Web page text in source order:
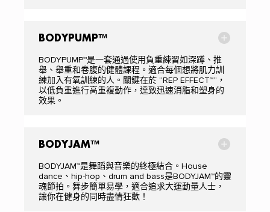
BODYPUMP™
BODYPUMP™是一套通過使用負重練習如深蹲、推
舉、舉重和卷腹的健體課程。適合每個想將肌力訓
練加入有氧訓練的人。關鍵在於 “REP EFFECT™”，
以低負重進行高重複動作，達致迅速消脂和塑身的
效果。
BODYJAM™
BODYJAM™是舞蹈與音樂的終極結合。House
dance、hip-hop、drum and bass是BODYJAM™的靈
魂節拍。舞步簡單易學，適合追求大運動量人士，
讓你在健身的同時盡情狂歡！